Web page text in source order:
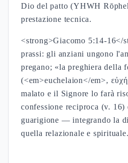
Dio del patto (YHWH
prestazione tecnica.
<strong>Giacomo 5:14-16</
prassi: gli anziani ungono
pregano; «la preghiera della
(<em>euchelaion</em>,
malato e il Signore lo farà
confessione reciproca (v. 16)
guarigione — integrando la
quella relazionale e spirituale.